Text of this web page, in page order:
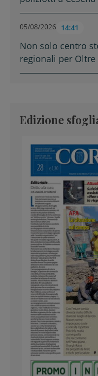
05/08/2026 14:41
Non solo centro
regionali per Oltre
Edizione